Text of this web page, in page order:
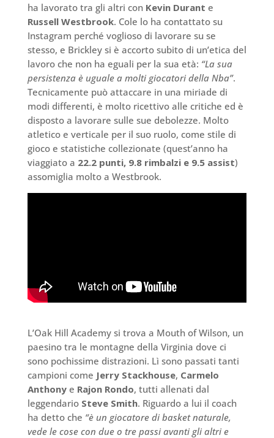
ha lavorato tra gli altri con Kevin Durant e
Russell Westbrook. Cole lo ha contattato su
Instagram perché voglioso di lavorare su se
stesso, e Brickley si è accorto subito di un’etica del
lavoro che non ha eguali per la sua età: “La sua
persistenza è uguale a molti giocatori della Nba”.
Tecnicamente può attaccare in una miriade di
modi differenti, è molto ricettivo alle critiche ed è
disposto a lavorare sulle sue debolezze. Molto
atletico e verticale per il suo ruolo, come stile di
gioco e statistiche collezionate (quest’anno ha
viaggiato a 22.2 punti, 9.8 rimbalzi e 9.5 assist)
assomiglia molto a Westbrook.
L’Oak Hill Academy si trova a Mouth of Wilson, un
paesino tra le montagne della Virginia dove ci
sono pochissime distrazioni. Lì sono passati tanti
campioni come Jerry Stackhouse, Carmelo
Anthonye Rajon Rondo, tutti allenati dal
leggendario Steve Smith. Riguardo a lui il coach
ha detto che “è un giocatore di basket naturale,
vede le cose con due o tre passi avanti gli altri e